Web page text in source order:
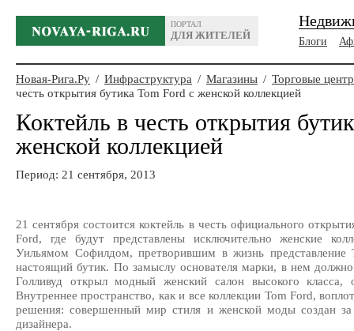
ПОРТАЛ
ДЛЯ ЖИТЕЛЕЙ
Блоги
Новая-Рига.Ру / Инфраструктура / Магазины / Торговые
честь открытия бутика Tom Ford с женской коллекцией
Коктейль в честь открытия
женской коллекцией
Период: 21 сентября, 2013
21 сентября состоится коктейль в честь официального
Ford, где будут представлены исключительно женские
Уильямом Софилдом, претворившим в жизнь
настоящий бутик. По замыслу основателя марки, в нем
Голливуд открыл модный женский салон высокого
Внутреннее пространство, как и все коллекции Tom Ford,
решения: совершенный мир стиля и женской моды создан за
дизайнера.